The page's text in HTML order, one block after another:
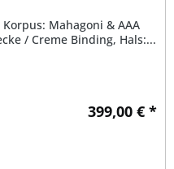
Mahagoni & AAA
/ Creme Binding, Hals:...
399,00 € *